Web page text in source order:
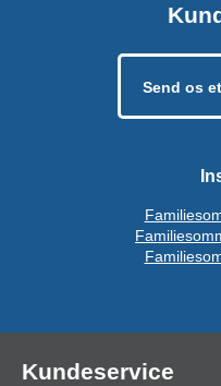
Send os
Kundeservice